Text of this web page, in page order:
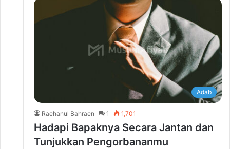
Adab
Raehanul Bahraen 1 1,701
Hadapi Bapaknya Secara Jantan dan
Tunjukkan Pengorbananmu